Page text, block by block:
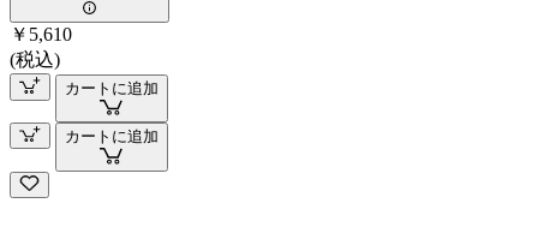
￥5,610
(税込)
カートに追加
カートに追加